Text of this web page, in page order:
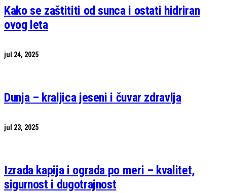
Kako se zaštititi od sunca i ostati hidriran
ovog leta
jul 24, 2025
Dunja – kraljica jeseni i čuvar zdravlja
jul 23, 2025
Izrada kapija i ograda po meri – kvalitet,
sigurnost i dugotrajnost